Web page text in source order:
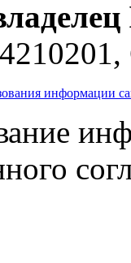
информации